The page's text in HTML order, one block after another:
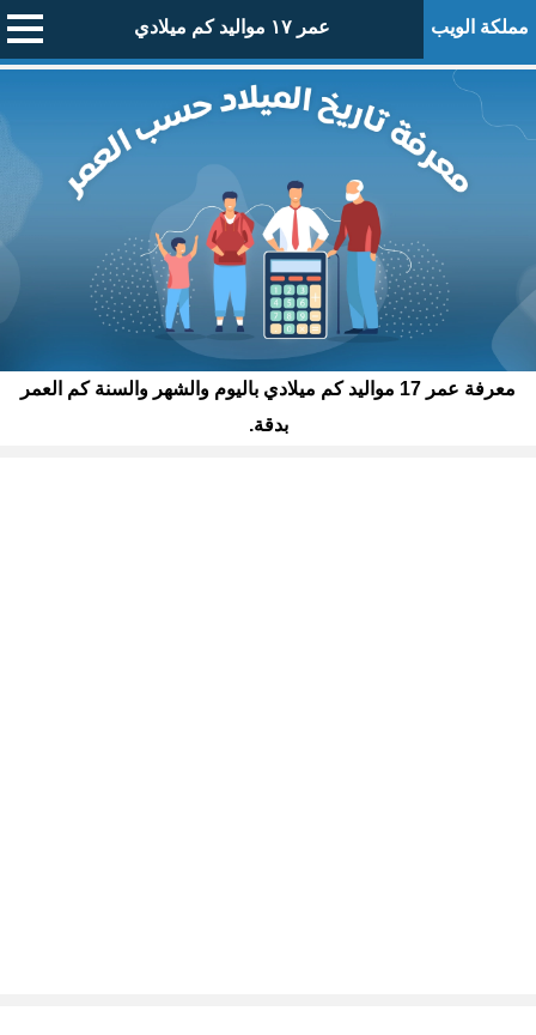
مملكة الويب عمر ١٧ مواليد كم ميلادي
معرفة عمر 17 مواليد كم ميلادي باليوم والشهر والسنة كم العمر
بدقة.